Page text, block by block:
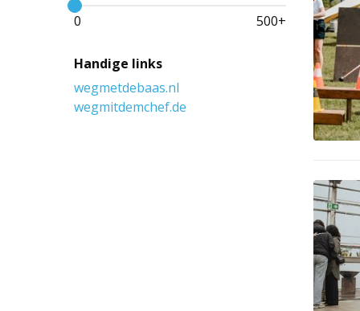
0 500+
Handige links
wegmetdebaas.nl
wegmitdemchef.de